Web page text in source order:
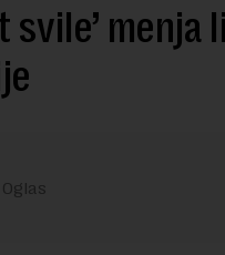
svile’ menja